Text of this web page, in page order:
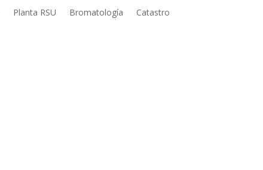
Planta RSU Bromatología
Catastro